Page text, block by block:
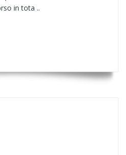
in tota ..